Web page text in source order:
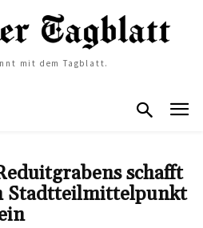
mit dem Tagblatt.
schafft
Stadtteilmittelpunkt